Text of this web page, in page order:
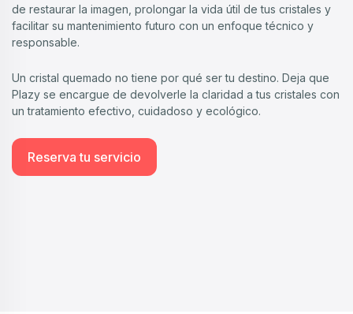
de restaurar la imagen, prolongar la vida útil de tus cristales y
facilitar su mantenimiento futuro con un enfoque técnico y
responsable.
Un cristal quemado no tiene por qué ser tu destino. Deja que
Plazy se encargue de devolverle la claridad a tus cristales con
un tratamiento efectivo, cuidadoso y ecológico.
Reserva tu servicio